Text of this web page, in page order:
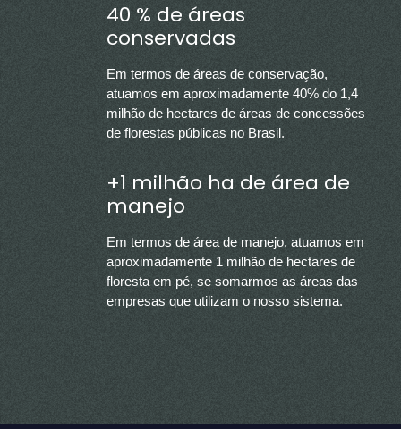
40 % de áreas
conservadas
Em termos de áreas de conservação,
atuamos em aproximadamente 40% do 1,4
milhão de hectares de áreas de concessões
de florestas públicas no Brasil.
+1 milhão ha de área de
manejo
Em termos de área de manejo, atuamos em
aproximadamente 1 milhão de hectares de
floresta em pé, se somarmos as áreas das
empresas que utilizam o nosso sistema.